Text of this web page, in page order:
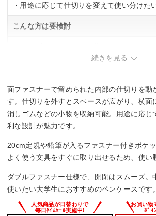
・用途に応じて仕切りを変えて使い分けた
こんな方は要検討
続きを見る
面ファスナーで留められた内部の仕切りを動
す。仕切りを外すとスペースが広がり、横面
消しゴムなどの小物を収納可能。用途に応じ
利な設計が魅力です。
20cm定規や鉛筆が入るファスナー付きポケ
よく使う文具をすぐに取り出せるため、使い
ダブルファスナー仕様で、開閉はスムーズ。
使いたい大学生におすすめのペンケースです。